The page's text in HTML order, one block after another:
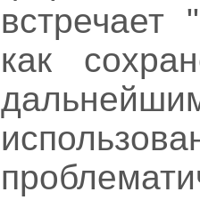
встречает
как